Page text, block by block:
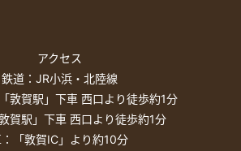
アクセス
鉄道：JR小浜・北陸線
敦賀駅」下車 西口より徒歩約1分
賀駅」下車 西口より徒歩約1分
：「敦賀IC」より約10分